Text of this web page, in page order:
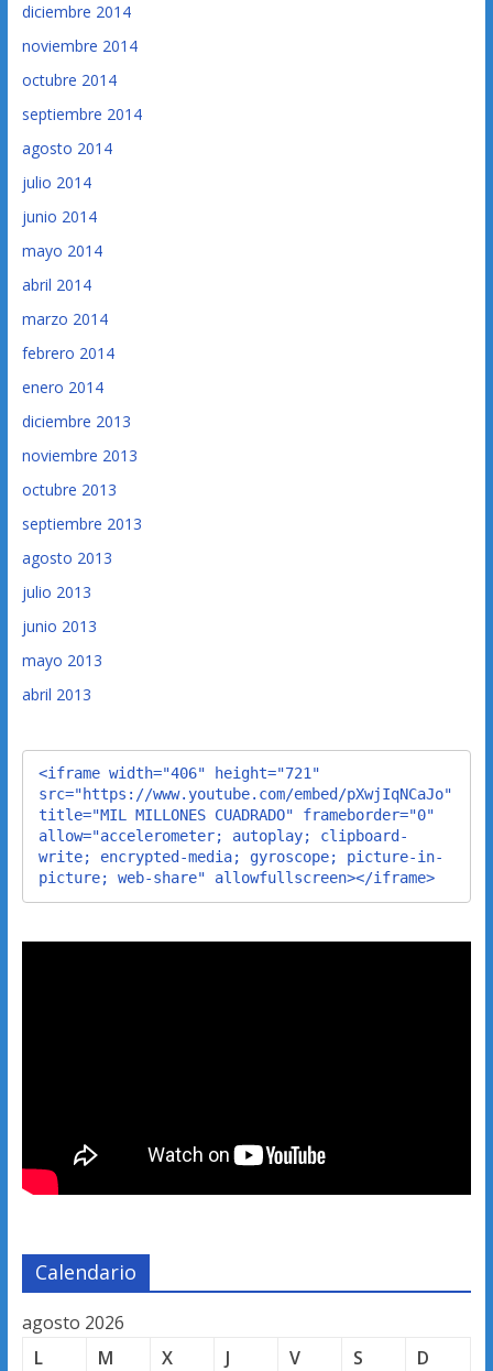
diciembre 2014
noviembre 2014
octubre 2014
septiembre 2014
agosto 2014
julio 2014
junio 2014
mayo 2014
abril 2014
marzo 2014
febrero 2014
enero 2014
diciembre 2013
noviembre 2013
octubre 2013
septiembre 2013
agosto 2013
julio 2013
junio 2013
mayo 2013
abril 2013
<iframe width="406" height="721"
src="https://www.youtube.com/embed/pXwjIqNCaJo"
title="MIL MILLONES CUADRADO" frameborder="0"
allow="accelerometer; autoplay; clipboard-
write; encrypted-media; gyroscope; picture-in-
picture; web-share" allowfullscreen></iframe>
Calendario
agosto 2026
L
M X J V S D